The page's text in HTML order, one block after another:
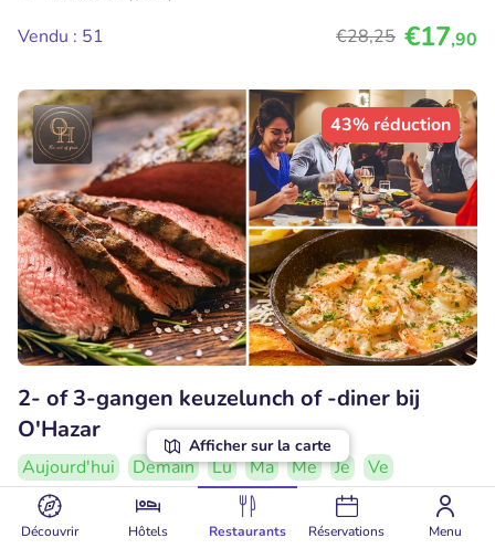
Découvrir Hôtels Restaurants Réservations Menu
Afficher sur la carte
Vendu : 51
€28,25 €17,90
43% réduction
2- of 3-gangen keuzelunch of -diner bij
O'Hazar
Aujourd'hui Demain Lu Ma Me Je
Ve
7.8
• 77 commentaires